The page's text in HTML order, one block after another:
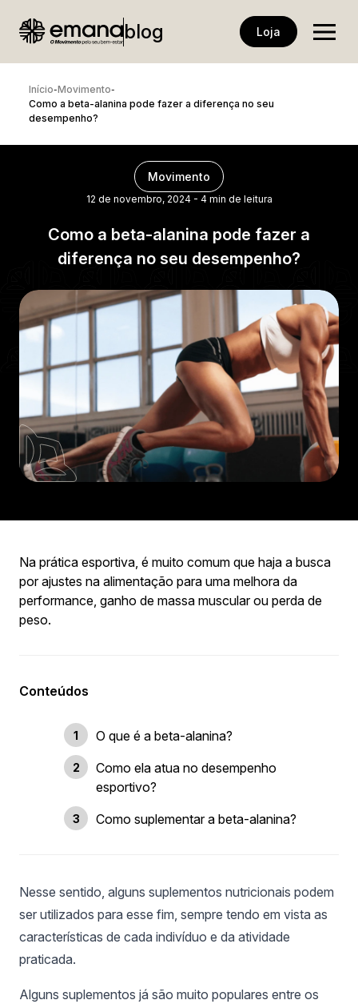
blog Loja
Início-Movimento-
Como a beta-alanina pode fazer a diferença no seu
desempenho?
Movimento
12 de novembro, 2024- 4 min de leitura
Como a beta-alanina pode fazer a
diferença no seu desempenho?
Na prática esportiva, é muito comum que haja a busca
por ajustes na alimentação para uma melhora da
performance, ganho de massa muscular ou perda de
peso.
Conteúdos
O que é a beta-alanina?
Como ela atua no desempenho
esportivo?
Como suplementar a beta-alanina?
Nesse sentido, alguns suplementos nutricionais podem
ser utilizados para esse fim, sempre tendo em vista as
características de cada indivíduo e da atividade
praticada.
Alguns suplementos já são muito populares entre os